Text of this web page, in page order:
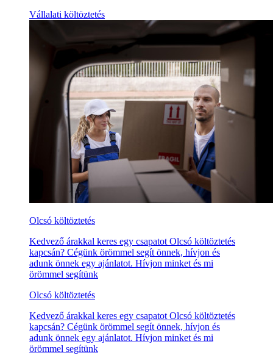
Vállalati költöztetés
Olcsó költöztetés
Kedvező árakkal keres egy csapatot Olcsó költöztetés
kapcsán? Cégünk örömmel segít önnek, hívjon és
adunk önnek egy ajánlatot. Hívjon minket és mi
örömmel segítünk
Olcsó költöztetés
Kedvező árakkal keres egy csapatot Olcsó költöztetés
kapcsán? Cégünk örömmel segít önnek, hívjon és
adunk önnek egy ajánlatot. Hívjon minket és mi
örömmel segítünk